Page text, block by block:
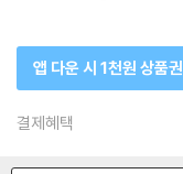
앱 다운 시 1천원 상품권
결제혜택